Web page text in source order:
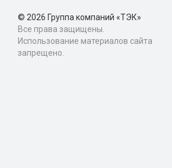
© 2026 Группа компаний «ТЭК»
Все права защищены.
Использование материалов сайта
запрещено.